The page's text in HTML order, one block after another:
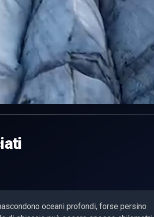
oceani profondi, forse persino